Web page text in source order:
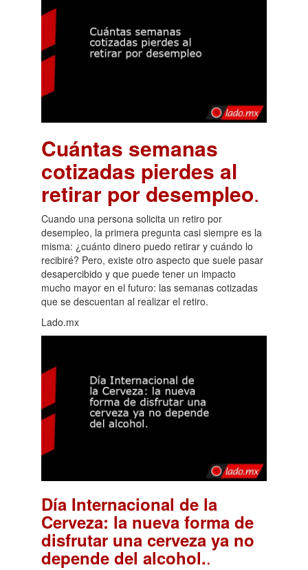
Cuántas semanas
cotizadas pierdes al
retirar por desempleo.
Cuando una persona solicita un retiro por
desempleo, la primera pregunta casi siempre es la
misma: ¿cuánto dinero puedo retirar y cuándo lo
recibiré? Pero, existe otro aspecto que suele pasar
desapercibido y que puede tener un impacto
mucho mayor en el futuro: las semanas cotizadas
que se descuentan al realizar el retiro.
Lado.mx
Día Internacional de la
Cerveza: la nueva forma de
disfrutar una cerveza ya no
depende del alcohol..